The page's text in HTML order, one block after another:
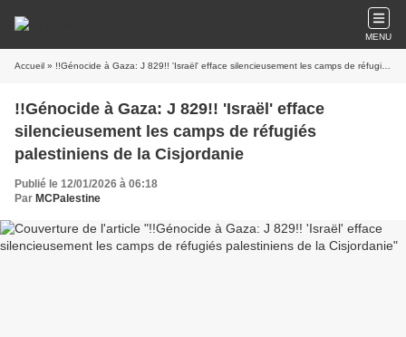
MENU
Accueil » !!Génocide à Gaza: J 829!! 'Israël' efface silencieusement les camps de réfugiés palestiniens de la Cisjordanie
!!Génocide à Gaza: J 829!! 'Israël' efface
silencieusement les camps de réfugiés
palestiniens de la Cisjordanie
Publié le 12/01/2026 à 06:18
Par MCPalestine